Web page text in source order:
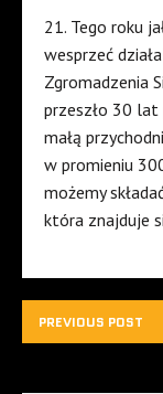
21. Tego roku
wesprzeć
Zgromadzenia
przeszło 30 lat
małą
w promieniu
możemy
która znajduje
PREVIOUS POST